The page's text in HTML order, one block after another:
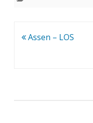
a
Bericht
Assen – LOS